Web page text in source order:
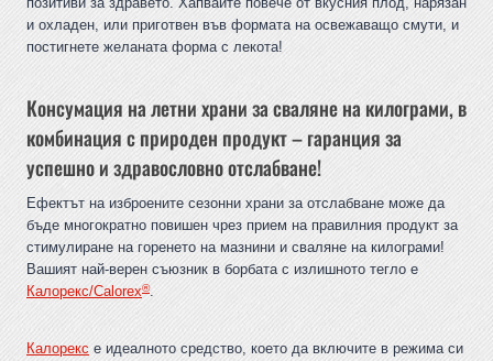
и охладен, или приготвен във формата на освежаващо смути, и
постигнете желаната форма с лекота!
Консумация на летни храни за сваляне на килограми, в
комбинация с природен продукт – гаранция за
успешно и здравословно отслабване!
Ефектът на изброените сезонни храни за отслабване може да
бъде многократно повишен чрез прием на правилния продукт за
стимулиране на горенето на мазнини и сваляне на килограми!
Вашият най-верен съюзник в борбата с излишното тегло е
Калорекс/Calorex®.
Калорекс е идеалното средство, което да включите в режима си